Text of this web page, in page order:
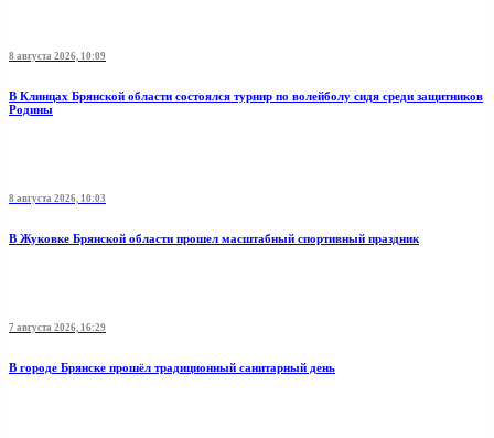
8 августа 2026, 10:09
В Клинцах Брянской области состоялся турнир по волейболу сидя среди защитников
Родины
8 августа 2026, 10:03
В Жуковке Брянской области прошел масштабный спортивный праздник
7 августа 2026, 16:29
В городе Брянске прошёл традиционный санитарный день